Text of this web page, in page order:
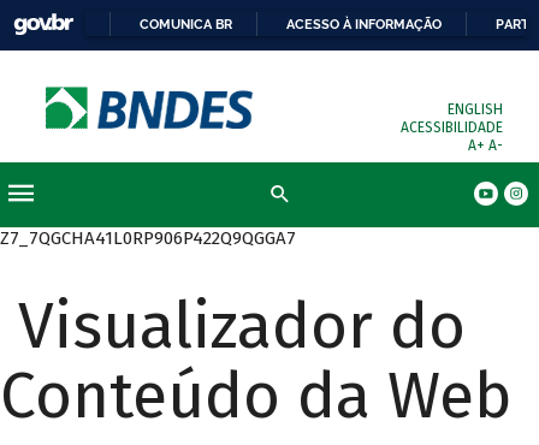
COMUNICA BR ACESSO À INFORMAÇÃO
ENGLISH
ACESSIBILIDADE
A+ A-
Z7_7QGCHA41L0RP906P422Q9QGGA7
Visualizador do
Conteúdo da Web